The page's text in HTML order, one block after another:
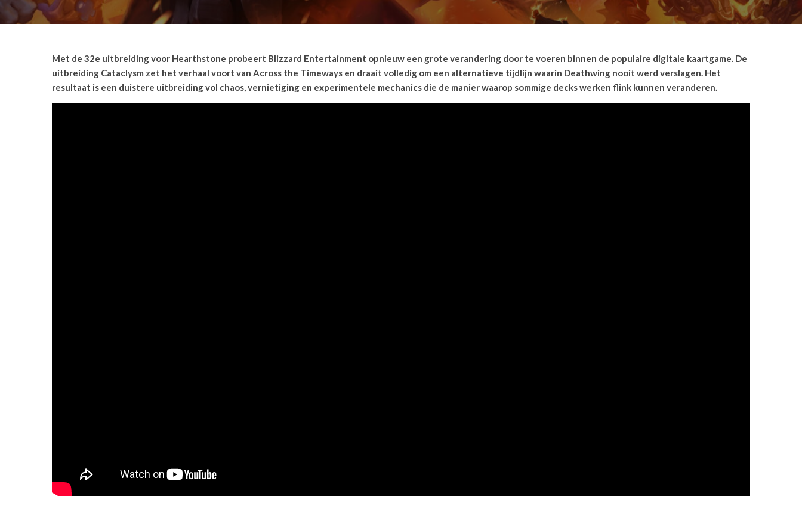
Met de 32e uitbreiding voor Hearthstone probeert Blizzard Entertainment opnieuw een grote verandering door te voeren binnen de populaire digitale kaartgame. De
uitbreiding Cataclysm zet het verhaal voort van Across the Timeways en draait volledig om een alternatieve tijdlijn waarin Deathwing nooit werd verslagen. Het
resultaat is een duistere uitbreiding vol chaos, vernietiging en experimentele mechanics die de manier waarop sommige decks werken flink kunnen veranderen.